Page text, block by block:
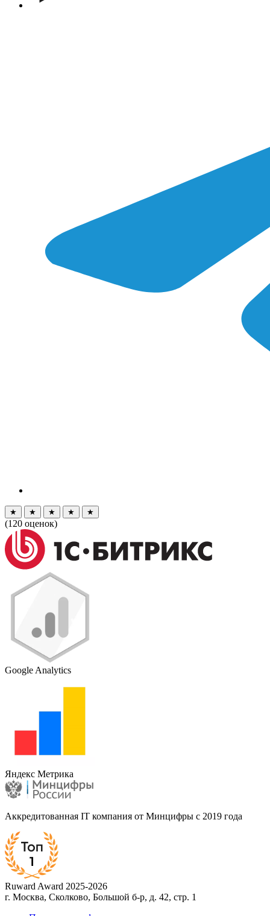
★ ★ ★ ★ ★
(120 оценок)
Google Analytics
Яндекс Метрика
Аккредитованная IT компания от Минцифры с 2019 года
Ruward Award 2025-2026
г. Москва, Сколково, Большой б-р, д. 42, стр. 1